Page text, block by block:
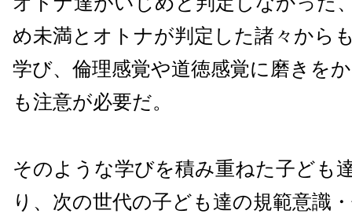
め未満とオトナが判定した諸々から
学び、倫理感覚や道徳感覚に磨きを
も注意が必要だ。
そのような学びを積み重ねた子ども
り、次の世代の子ども達の規範意識